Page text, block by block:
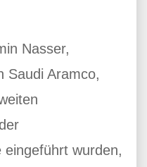
Nasser,
Saudi Aramco,
wurden,